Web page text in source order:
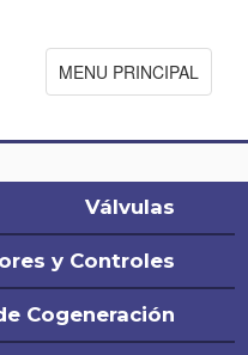
MENU PRINCIPAL
Válvulas
y Controles
Cogeneración